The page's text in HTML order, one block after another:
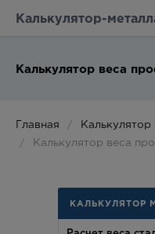
Калькулятор-
Калькулятор веса
Главная
Калькулятор
Калькулятор веса